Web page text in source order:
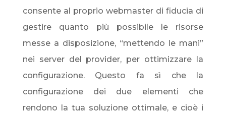
consente al proprio webmaster di fiducia di
gestire quanto più possibile le risorse
messe a disposizione, “mettendo le mani”
nei server del provider, per ottimizzare la
configurazione. Questo fa sì che la
configurazione dei due elementi che
rendono la tua soluzione ottimale, e cioè i